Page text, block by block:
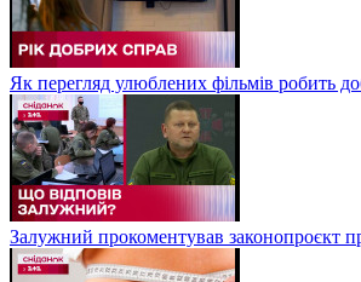
Як перегляд улюблених фільмів робить
Залужний прокоментував законопроєкт